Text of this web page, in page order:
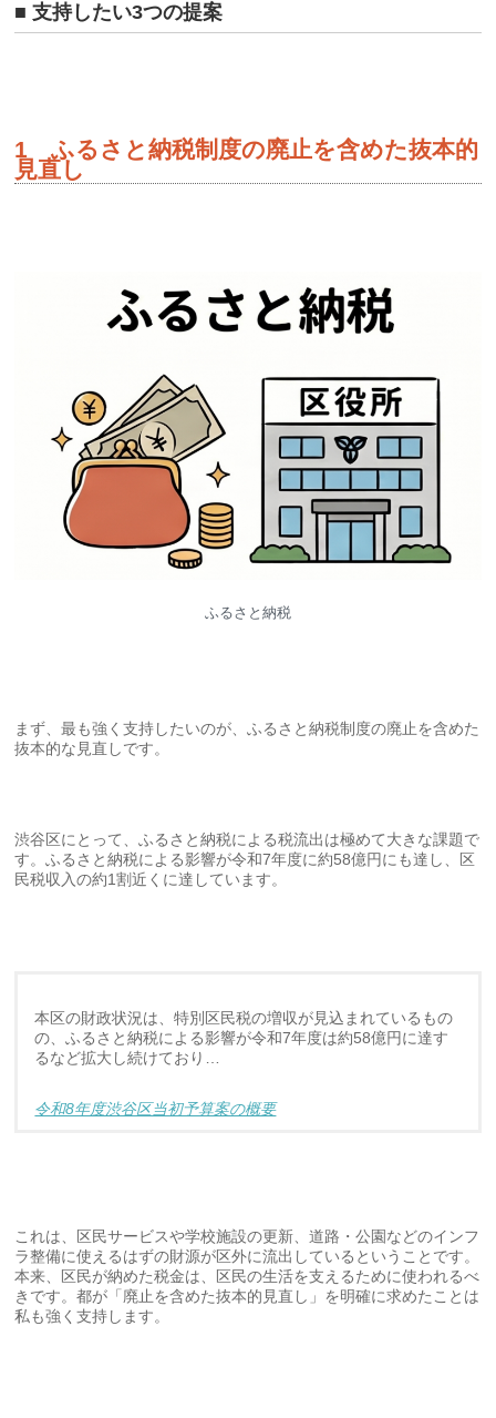
■ 支持したい3つの提案
1 ふるさと納税制度の廃止を含めた抜本的
見直し
ふるさと納税
まず、最も強く支持したいのが、ふるさと納税制度の廃止を含めた
抜本的な見直しです。
渋谷区にとって、ふるさと納税による税流出は極めて大きな課題で
す。ふるさと納税による影響が令和7年度に約58億円にも達し、区
民税収入の約1割近くに達しています。
本区の財政状況は、特別区民税の増収が見込まれているもの
の、ふるさと納税による影響が令和7年度は約58億円に達す
るなど拡大し続けており…
令和8年度渋谷区当初予算案の概要
これは、区民サービスや学校施設の更新、道路・公園などのインフ
ラ整備に使えるはずの財源が区外に流出しているということです。
本来、区民が納めた税金は、区民の生活を支えるために使われるべ
きです。都が「廃止を含めた抜本的見直し」を明確に求めたことは
私も強く支持します。